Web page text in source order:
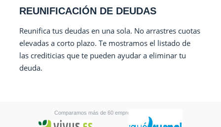
REUNIFICACIÓN DE DEUDAS
Reunifica tus deudas en una sola. No arrastres cuotas
elevadas a corto plazo. Te mostramos el listado de
las crediticias que te pueden ayudar a eliminar tu
deuda.
Comparamos más de 60 empresas financieras